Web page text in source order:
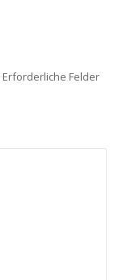
Erforderliche Felder